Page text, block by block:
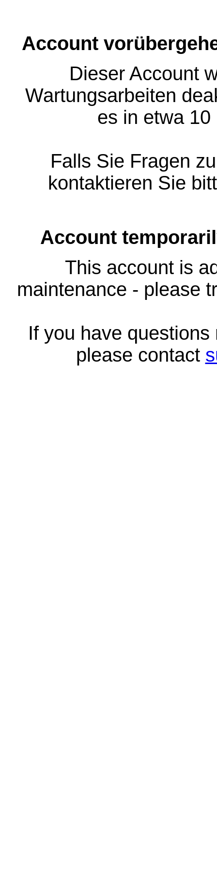
Account
Dieser Account
Wartungsarbeiten
es in etwa
Falls Sie Fragen
kontaktieren Sie
Account
This account is
maintenance - please
If you have
please contact